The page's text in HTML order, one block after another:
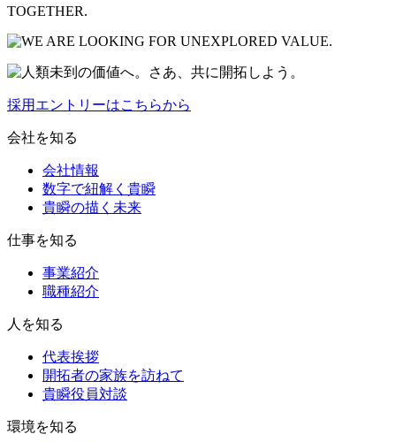
TOGETHER.
採用エントリーはこちらから
会社を知る
会社情報
数字で紐解く貴瞬
貴瞬の描く未来
仕事を知る
事業紹介
職種紹介
人を知る
代表挨拶
開拓者の家族を訪ねて
貴瞬役員対談
環境を知る